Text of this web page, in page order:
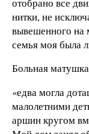
нитки, не
вывешенного на
семья моя была
Больная
«едва могла
малолетними
аршин кругом